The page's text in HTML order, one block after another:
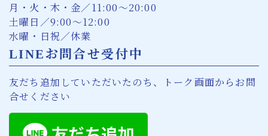
月・火・木・金／11:00〜20:00
土曜日／9:00〜12:00
水曜・日祝／休業
LINEお問合せ受付中
友だち追加していただいたのち、トーク画面からお問
合せください